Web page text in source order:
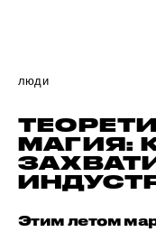
люди
МАГИЯ:
Этим летом